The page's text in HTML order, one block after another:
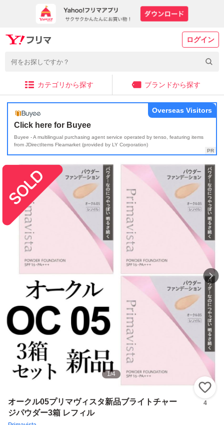
ログイン
カテゴリから探す ブランドから探す
Click here for Buyee
Buyee - A multilingual purchasing agent service operated by tenso, featuring items
from JDirectItems Fleamarket (provided by LY Corporation)
Overseas Visitors
1/4
オークル05プリマヴィスタ新品ブライトチャー
ジパウダー3箱 レフィル
4